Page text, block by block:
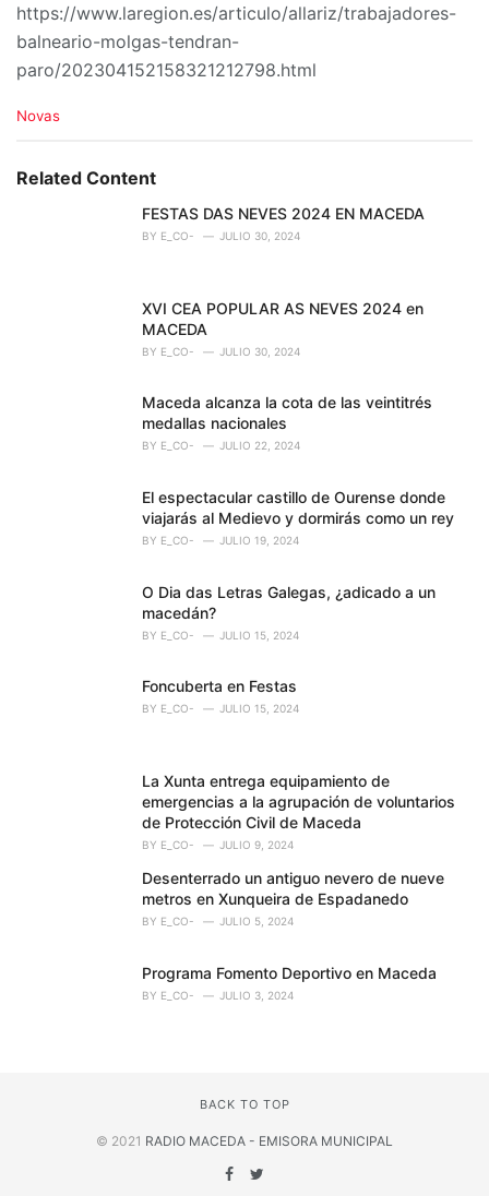
https://www.laregion.es/articulo/allariz/trabajadores-
balneario-molgas-tendran-
paro/202304152158321212798.html
C
e
Novas
Related Content
FESTAS DAS NEVES 2024 EN MACEDA
BY E_CO- JULIO 30, 2024
XVI CEA POPULAR AS NEVES 2024 en
MACEDA
BY E_CO- JULIO 30, 2024
Maceda alcanza la cota de las veintitrés
medallas nacionales
BY E_CO- JULIO 22, 2024
El espectacular castillo de Ourense donde
viajarás al Medievo y dormirás como un rey
BY E_CO- JULIO 19, 2024
O Dia das Letras Galegas, ¿adicado a un
macedán?
BY E_CO- JULIO 15, 2024
Foncuberta en Festas
BY E_CO- JULIO 15, 2024
La Xunta entrega equipamiento de
emergencias a la agrupación de voluntarios
de Protección Civil de Maceda
BY E_CO- JULIO 9, 2024
Desenterrado un antiguo nevero de nueve
metros en Xunqueira de Espadanedo
BY E_CO- JULIO 5, 2024
Programa Fomento Deportivo en Maceda
BY E_CO- JULIO 3, 2024
BACK TO TOP
© 2021 RADIO MACEDA - EMISORA MUNICIPAL